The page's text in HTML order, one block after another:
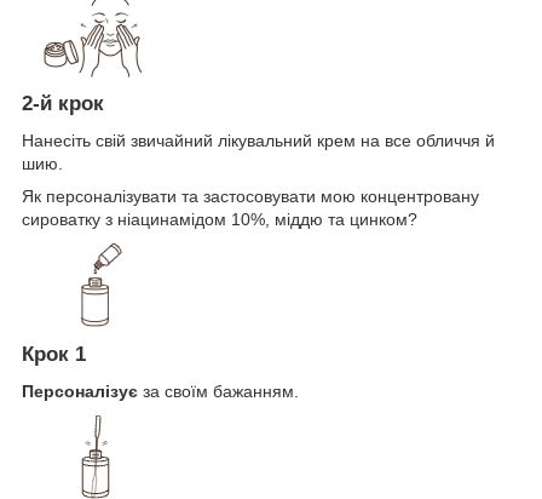
2-й крок
Нанесіть свій звичайний лікувальний крем на все обличчя й
шию.
Як персоналізувати та застосовувати мою концентровану
сироватку з ніацинамідом 10%, міддю та цинком?
Крок 1
Персоналізує за своїм бажанням.